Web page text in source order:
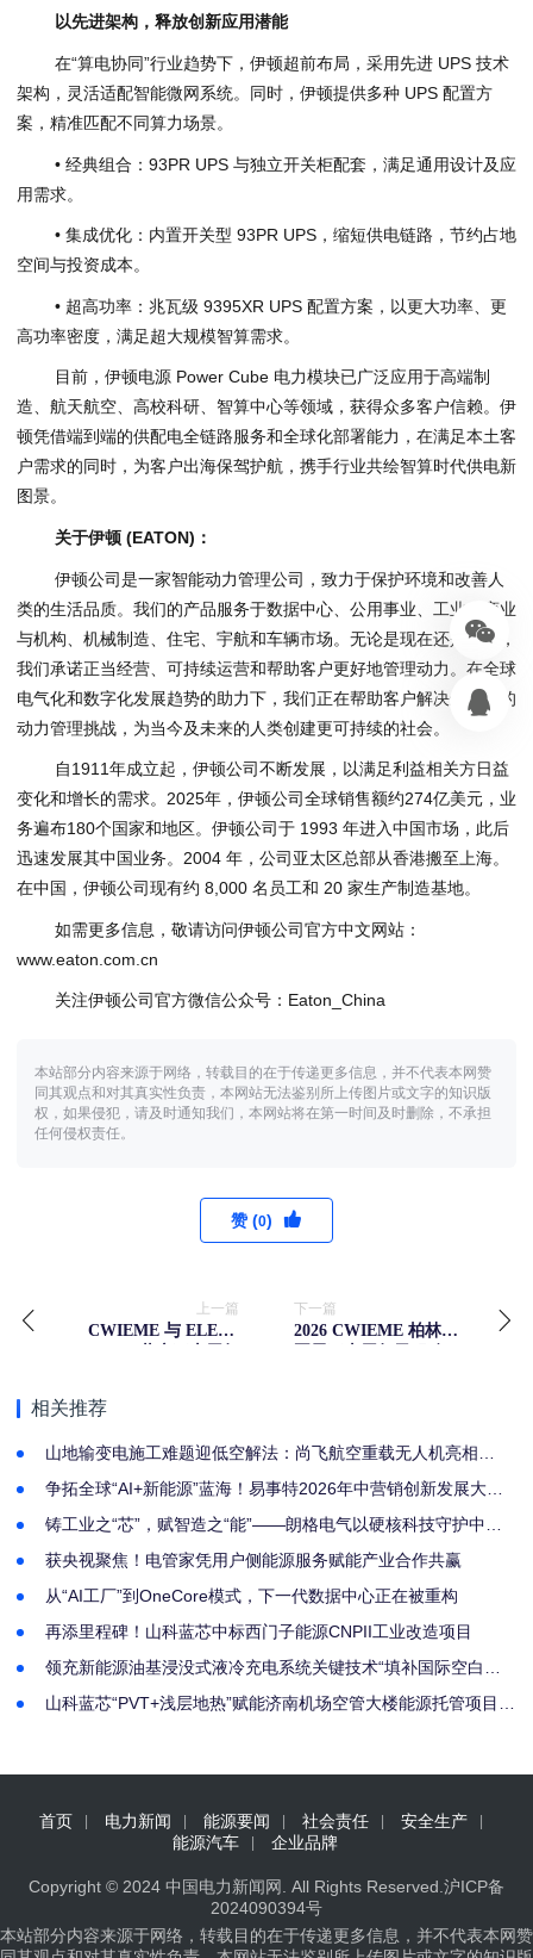
以先进架构 ， 释放创新应用潜能
在“算电协同”行业趋势下，伊顿超前布局，采用先进 UPS 技术
架构，灵活适配智能微网系统。同时，伊顿提供多种 UPS 配置方
案，精准匹配不同算力场景。
• 经典组合：93PR UPS 与独立开关柜配套，满足通用设计及应
用需求。
• 集成优化：内置开关型 93PR UPS，缩短供电链路，节约占地
空间与投资成本。
• 超高功率：兆瓦级 9395XR UPS 配置方案，以更大功率、更
高功率密度，满足超大规模智算需求。
目前，伊顿电源 Power Cube 电力模块已广泛应用于高端制
造、航天航空、高校科研、智算中心等领域，获得众多客户信赖。伊
顿凭借端到端的供配电全链路服务和全球化部署能力，在满足本土客
户需求的同时，为客户出海保驾护航，携手行业共绘智算时代供电新
图景。
关于伊顿 (EATON) ：
伊顿公司是一家智能动力管理公司，致力于保护环境和改善人
类的生活品质。我们的产品服务于数据中心、公用事业、工业、商业
与机构、机械制造、住宅、宇航和车辆市场。无论是现在还是未来，
我们承诺正当经营、可持续运营和帮助客户更好地管理动力。在全球
电气化和数字化发展趋势的助力下，我们正在帮助客户解决最紧迫的
动力管理挑战，为当今及未来的人类创建更可持续的社会。
自1911年成立起，伊顿公司不断发展，以满足利益相关方日益
变化和增长的需求。2025年，伊顿公司全球销售额约274亿美元，业
务遍布180个国家和地区。伊顿公司于 1993 年进入中国市场，此后
迅速发展其中国业务。2004 年，公司亚太区总部从香港搬至上海。
在中国，伊顿公司现有约 8,000 名员工和 20 家生产制造基地。
如需更多信息，敬请访问伊顿公司官方中文网站：
www.eaton.com.cn
关注伊顿公司官方微信公众号：Eaton_China
本站部分内容来源于网络，转载目的在于传递更多信息，并不代表本网赞
同其观点和对其真实性负责，本网站无法鉴别所上传图片或文字的知识版
权，如果侵犯，请及时通知我们，本网站将在第一时间及时删除，不承担
任何侵权责任。
赞 (0)
上一篇
CWIEME 与 ELECS
下一篇
2026 CWIEME 柏林线
相关推荐
山地输变电施工难题迎低空解法：尚飞航空重载无人机亮相
争拓全球“AI+新能源”蓝海！易事特2026年中营销创新发展大会
铸工业之“芯”，赋智造之“能”——朗格电气以硬核科技守护中国
获央视聚焦！电管家凭用户侧能源服务赋能产业合作共赢
从“AI工厂”到OneCore模式，下一代数据中心正在被重构
再添里程碑！山科蓝芯中标西门子能源CNPII工业改造项目
领充新能源油基浸没式液冷充电系统关键技术“填补国际空白，
山科蓝芯“PVT+浅层地热”赋能济南机场空管大楼能源托管项目迎
首页 电力新闻 能源要闻 社会责任
安全生产
能源汽车
企业品牌
Copyright © 2024 中国电力新闻网 . All Rights Reserved. 沪ICP备
2024090394号
本站部分内容来源于网络，转载目的在于传递更多信息，并不代表本网赞